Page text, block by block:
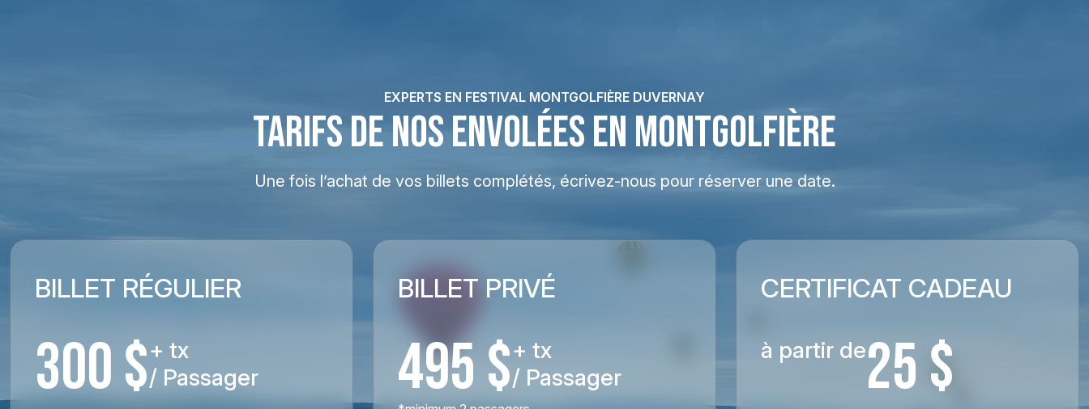
EXPERTS EN FESTIVAL MONTGOLFIÈRE DUVERNAY
TARIFS DE NOS ENVOLÉES EN MONTGOLFIÈRE
Une fois l’achat de vos billets complétés, écrivez-nous pour réserver une date.
BILLET RÉGULIER
300 $+ tx
/ Passager
BILLET PRIVÉ
495 $+ tx
/ Passager
CERTIFICAT CADEAU
à partir de25 $